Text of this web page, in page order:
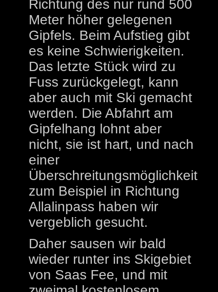
Richtung des nur rund 500
Meter höher gelegenen
Gipfels. Beim Aufstieg gibt
es keine Schwierigkeiten.
Das letzte Stück wird zu
Fuss zurückgelegt, kann
aber auch mit Ski gemacht
werden. Die Abfahrt am
Gipfelhang lohnt aber
nicht, sie ist hart, und nach
einer
Überschreitungsmöglichkeit
zum Beispiel in Richtung
Allalinpass haben wir
vergeblich gesucht.
Daher sausen wir bald
wieder runter ins Skigebiet
von Saas Fee, und mit